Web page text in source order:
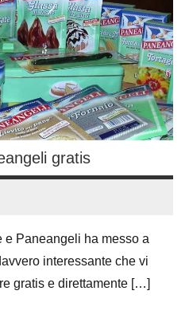
gratis
e Paneangeli ha messo a
interessante che vi
gratis e direttamente […]